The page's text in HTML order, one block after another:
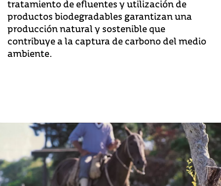
tratamiento de efluentes y utilización de
productos biodegradables garantizan una
producción natural y sostenible que
contribuye a la captura de carbono del medio
ambiente.